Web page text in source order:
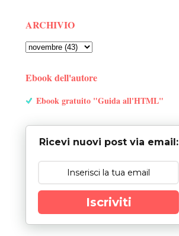
ARCHIVIO
Ebook dell'autore
Ebook gratuito "Guida all'HTML"
Ricevi nuovi post via email:
Iscriviti